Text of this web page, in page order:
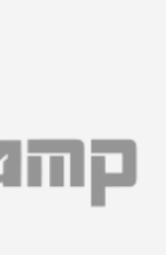
о клиентах
Здравствуйте! У вас есть вопрос?